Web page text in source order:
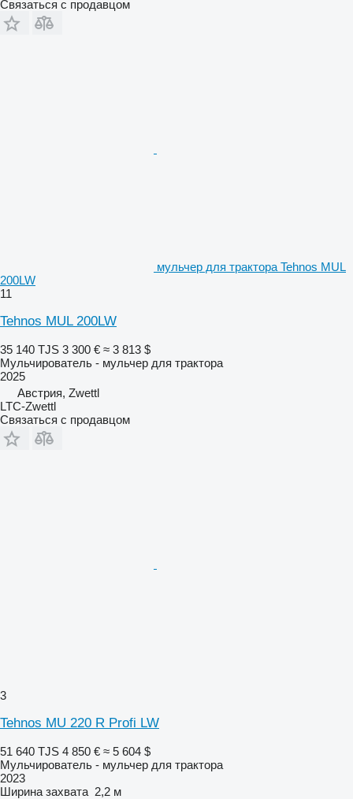
Связаться с продавцом
мульчер для трактора Tehnos MUL
200LW
11
Tehnos MUL 200LW
35 140 TJS 3 300 € ≈ 3 813 $
Мульчирователь - мульчер для трактора
2025
Австрия, Zwettl
LTC-Zwettl
Связаться с продавцом
3
Tehnos MU 220 R Profi LW
51 640 TJS 4 850 € ≈ 5 604 $
Мульчирователь - мульчер для трактора
2023
Ширина захвата 2,2 м